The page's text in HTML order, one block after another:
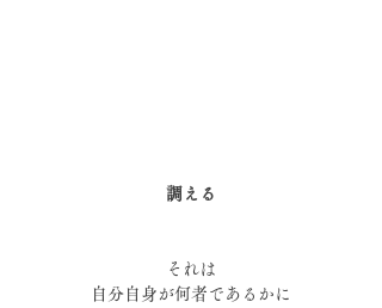
調える
それは
自分自身が何者であるかに